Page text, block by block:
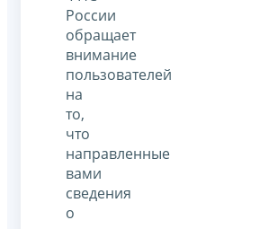
России
обращает
внимание
пользователей
на
то,
что
направленные
вами
сведения
о